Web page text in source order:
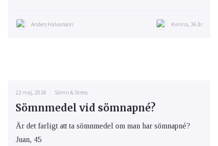
Anders Halvarsson Kvinna, 36 år
22 maj, 2018 Sömn & Stress
Sömnmedel vid sömnapné?
Är det farligt att ta sömnmedel om man har sömnapné?
Juan, 45